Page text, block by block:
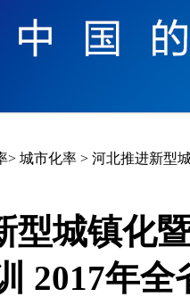
> 城市化率 > 河北推进新型
型城镇化
2017年